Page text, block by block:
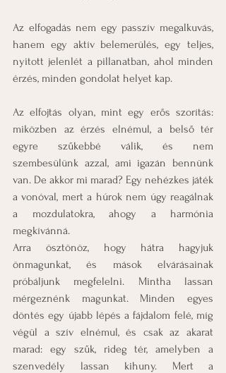
Az elfogadás nem egy passzív megalkuvás,
hanem egy aktív belemerülés, egy teljes,
nyitott jelenlét a pillanatban, ahol minden
érzés, minden gondolat helyet kap.
Az elfojtás olyan, mint egy erős szorítás:
miközben az érzés elnémul, a belső tér
egyre szűkebbé válik, és nem
szembesülünk azzal, ami igazán bennünk
van. De akkor mi marad? Egy nehézkes játék
a vonóval, mert a húrok nem úgy reagálnak
a mozdulatokra, ahogy a harmónia
megkívánná.
Arra ösztönöz, hogy hátra hagyjuk
önmagunkat, és mások elvárásainak
próbáljunk megfelelni. Mintha lassan
mérgeznénk magunkat. Minden egyes
döntés egy újabb lépés a fájdalom felé, míg
végül a szív elnémul, és csak az akarat
marad: egy szűk, rideg tér, amelyben a
szenvedély lassan kihuny. Mert a